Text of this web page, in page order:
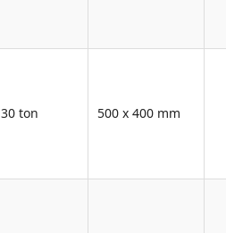
30 ton 500 x 400 mm